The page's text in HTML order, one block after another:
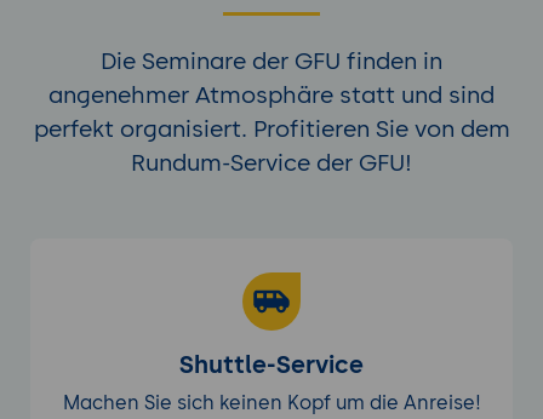
Die Seminare der GFU finden in
angenehmer Atmosphäre statt und sind
perfekt organisiert. Profitieren Sie von dem
Rundum-Service der GFU!
Shuttle-Service
Machen Sie sich keinen Kopf um die Anreise!